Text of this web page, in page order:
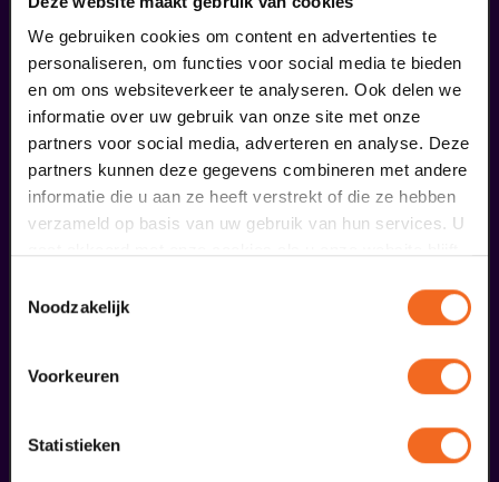
We gebruiken cookies om content en advertenties te
personaliseren, om functies voor social media te bieden
en om ons websiteverkeer te analyseren. Ook delen we
informatie over uw gebruik van onze site met onze
partners voor social media, adverteren en analyse. Deze
partners kunnen deze gegevens combineren met andere
informatie die u aan ze heeft verstrekt of die ze hebben
verzameld op basis van uw gebruik van hun services. U
Noodzakelijk
Voorkeuren
Statistieken
BACKSTAGE
08
26